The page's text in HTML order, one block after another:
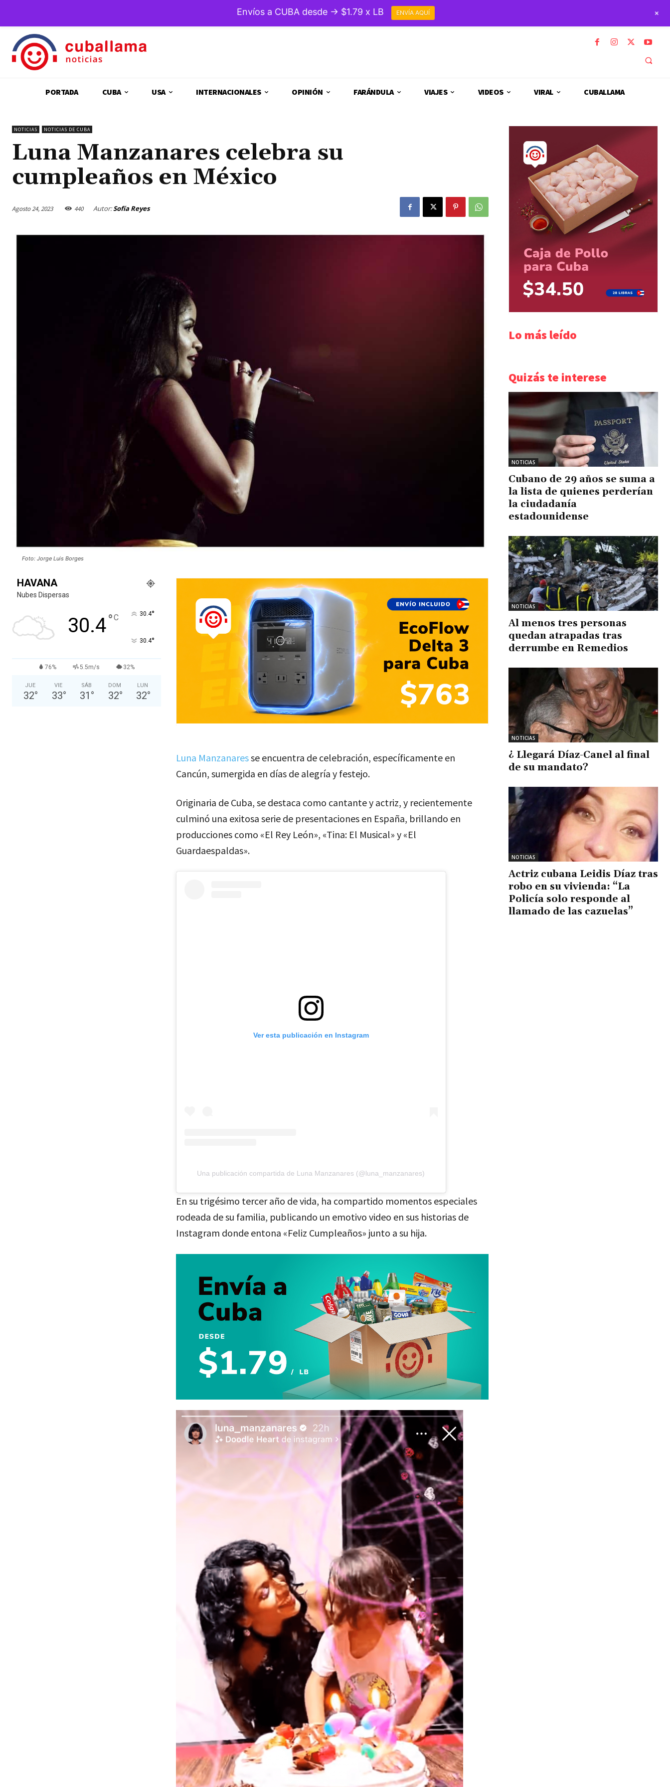
PORTADA CUBA USA INTERNACIONALES OPINIÓN FARÁNDULA VIAJES VIDEOS VIRAL CUBALLAMA
NOTICIAS NOTICIAS DE CUBA
Luna Manzanares celebra su
cumpleaños en México
Agosto 24, 2023 440 Autor:Sofía Reyes
Foto: Jorge Luis Borges
HAVANA
Nubes Dispersas
30.4°C 30.4°
30.4°
76% 5.5m/s 32%
JUE
32°
VIE
33°
SÁB
31 °
DOM
32°
LUN
32°
Luna Manzanaresse encuentra de celebración, específicamente en
Cancún, sumergida en días de alegría y festejo.
Originaria de Cuba, se destaca como cantante y actriz, y recientemente
culminó una exitosa serie de presentaciones en España, brillando en
producciones como «El Rey León», «Tina: El Musical» y «El
Guardaespaldas».
Ver esta publicación en Instagram
Una publicación compartida de Luna Manzanares (@luna_manzanares)
En su trigésimo tercer año de vida, ha compartido momentos especiales
rodeada de su familia, publicando un emotivo video en sus historias de
Instagram donde entona «Feliz Cumpleaños» junto a su hija.
Lo más leído
Quizás te interese
NOTICIAS
Cubano de 29 años se suma a
la lista de quienes perderían
la ciudadanía
estadounidense
NOTICIAS
Al menos tres personas
quedan atrapadas tras
derrumbe en Remedios
NOTICIAS
¿ Llegará Díaz-Canel al final
de su mandato?
NOTICIAS
Actriz cubana Leidis Díaz tras
robo en su vivienda: “La
Policía solo responde al
llamado de las cazuelas”
Envíos a CUBA desde → $1.79 x LB ENVÍA AQUÍ +